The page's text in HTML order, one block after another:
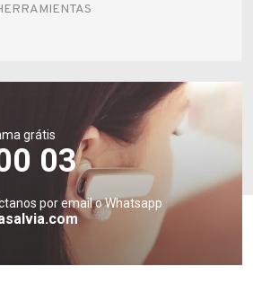
grátis
03
por email o Whatsapp